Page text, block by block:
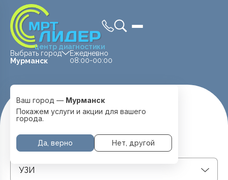
центр диагностики
Выбрать город
Мурманск
Ежедневно
08:00-00:00
Ваш город — Мурманск
Покажем услуги и акции для вашего
города.
Да, верно Нет, другой
Главная Вопрос-Ответ
ЧТО НУЖНО ЗНАТЬ?
УЗИ